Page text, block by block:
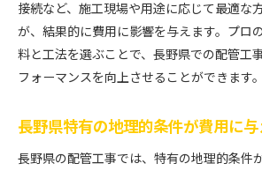
接続など、施工現場や用途に応じて最適な
が、結果的に費用に影響を与えます。プロ
料と工法を選ぶことで、長野県での配管工
フォーマンスを向上させることができます。
長野県特有の地理的条件が費用に
長野県の配管工事では、特有の地理的条件